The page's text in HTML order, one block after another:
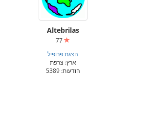
Altebrilas
הצגת פרופיל
ארץ: צרפת
הודעות: 5389